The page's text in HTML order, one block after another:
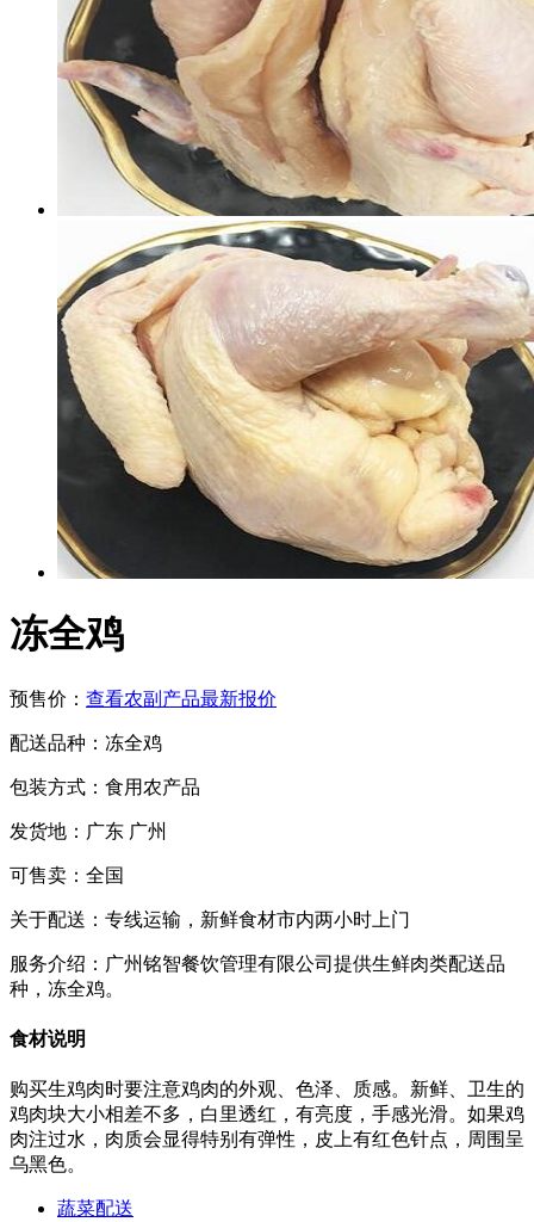
冻全鸡
预售价： 查看农副产品最新报价
配送品种： 冻全鸡
包装方式： 食用农产品
发货地： 广东 广州
可售卖： 全国
关于配送： 专线运输，新鲜食材市内两小时上门
服务介绍： 广州铭智餐饮管理有限公司提供生鲜肉类配送品
种，冻全鸡。
食材说明
购买生鸡肉时要注意鸡肉的外观、色泽、质感。新鲜、卫生的
鸡肉块大小相差不多，白里透红，有亮度，手感光滑。如果鸡
肉注过水，肉质会显得特别有弹性，皮上有红色针点，周围呈
乌黑色。
蔬菜配送